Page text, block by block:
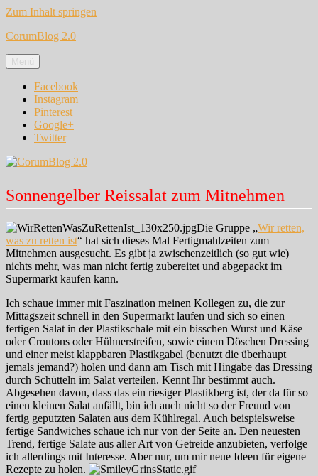
Zum Inhalt springen
CorumBlog 2.0
Menü
Facebook
Instagram
Pinterest
Google+
Twitter
Sonnengelber Reissalat zum Mitnehmen
Die Gruppe „Wir retten,
was zu retten ist“ hat sich dieses Mal Fertigmahlzeiten zum
Mitnehmen ausgesucht. Es gibt ja zwischenzeitlich (so gut wie)
nichts mehr, was man nicht fertig zubereitet und abgepackt im
Supermarkt kaufen kann.
Ich schaue immer mit Faszination meinen Kollegen zu, die zur
Mittagszeit schnell in den Supermarkt laufen und sich so einen
fertigen Salat in der Plastikschale mit ein bisschen Wurst und Käse
oder Croutons oder Hühnerstreifen, sowie einem Döschen Dressing
und einer meist klappbaren Plastikgabel (benutzt die überhaupt
jemals jemand?) holen und dann am Tisch mit Hingabe das Dressing
durch Schütteln im Salat verteilen. Kennt Ihr bestimmt auch.
Abgesehen davon, dass das ein riesiger Plastikberg ist, der da für so
einen kleinen Salat anfällt, bin ich auch nicht so der Freund von
fertig geputzten Salaten aus dem Kühlregal. Auch beispielsweise
fertige Sandwiches schaue ich nur von der Seite an. Den neuesten
Trend, fertige Salate aus aller Art von Getreide anzubieten, verfolge
ich allerdings mit Interesse. Aber nur, um mir neue Ideen für eigene
Rezepte zu holen.